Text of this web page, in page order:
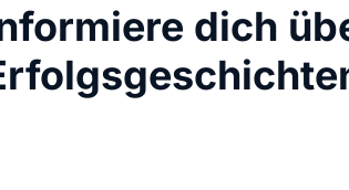
dich